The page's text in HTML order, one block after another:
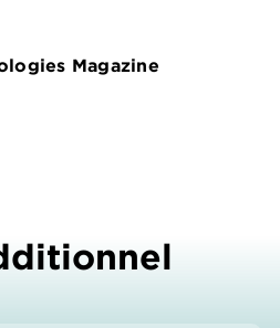
Magazine